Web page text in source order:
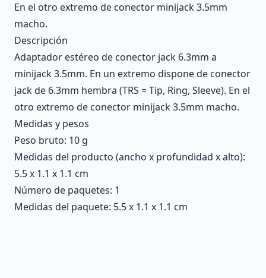
En el otro extremo de conector minijack 3.5mm
macho.
Descripción
Adaptador estéreo de conector jack 6.3mm a
minijack 3.5mm. En un extremo dispone de conector
jack de 6.3mm hembra (TRS = Tip, Ring, Sleeve). En el
otro extremo de conector minijack 3.5mm macho.
Medidas y pesos
Peso bruto: 10 g
Medidas del producto (ancho x profundidad x alto):
5.5 x 1.1 x 1.1 cm
Número de paquetes: 1
Medidas del paquete: 5.5 x 1.1 x 1.1 cm